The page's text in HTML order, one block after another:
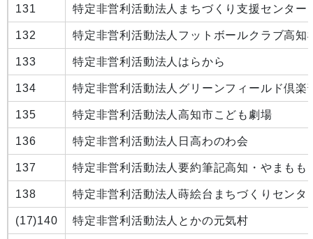
131 特定非営利活動法人まちづくり支援センター
132 特定非営利活動法人フットボールクラブ高知
133 特定非営利活動法人はらから
134 特定非営利活動法人グリーンフィールド倶楽
135 特定非営利活動法人高知市こども劇場
136 特定非営利活動法人日高わのわ会
137 特定非営利活動法人要約筆記高知・やまもも
138 特定非営利活動法人蒔絵台まちづくりセンタ
(17)140 特定非営利活動法人とかの元気村